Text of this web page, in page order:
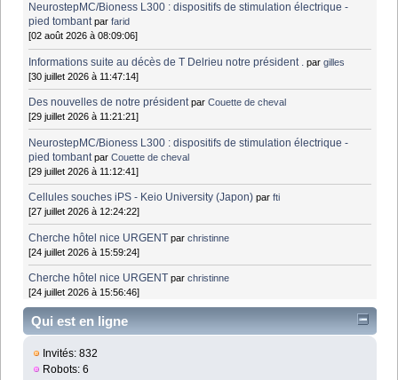
NeurostepMC/Bioness L300 : dispositifs de stimulation électrique -
pied tombant parfarid
[02 août 2026 à 08:09:06]
Informations suite au décès de T Delrieu notre président . pargilles
[30 juillet 2026 à 11:47:14]
Des nouvelles de notre président parCouette de cheval
[29 juillet 2026 à 11:21:21]
NeurostepMC/Bioness L300 : dispositifs de stimulation électrique -
pied tombant parCouette de cheval
[29 juillet 2026 à 11:12:41]
Cellules souches iPS - Keio University (Japon) parfti
[27 juillet 2026 à 12:24:22]
Cherche hôtel nice URGENT parchristinne
[24 juillet 2026 à 15:59:24]
Cherche hôtel nice URGENT parchristinne
[24 juillet 2026 à 15:56:46]
Qui est en ligne
Invités: 832
Robots: 6